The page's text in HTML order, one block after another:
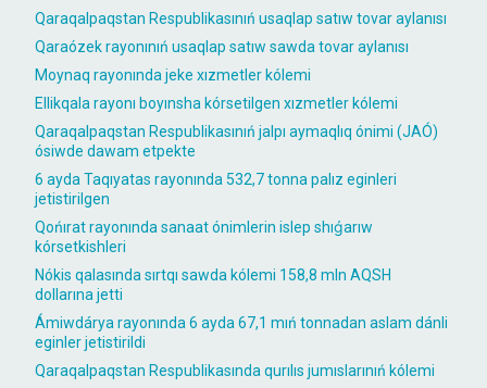
Qaraqalpaqstan Respublikasınıń usaqlap satıw tovar aylanısı
Qaraózek rayonınıń usaqlap satıw sawda tovar aylanısı
Moynaq rayonında jeke xızmetler kólemi
Ellikqala rayonı boyınsha kórsetilgen xızmetler kólemi
Qaraqalpaqstan Respublikasınıń jalpı aymaqlıq ónimi (JAÓ)
ósiwde dawam etpekte
6 ayda Taqıyatas rayonında 532,7 tonna palız eginleri
jetistirilgen
Qońırat rayonında sanaat ónimlerin islep shıǵarıw
kórsetkishleri
Nókis qalasında sırtqı sawda kólemi 158,8 mln AQSH
dollarına jetti
Ámiwdárya rayonında 6 ayda 67,1 mıń tonnadan aslam dánli
eginler jetistirildi
Qaraqalpaqstan Respublikasında qurılıs jumıslarınıń kólemi